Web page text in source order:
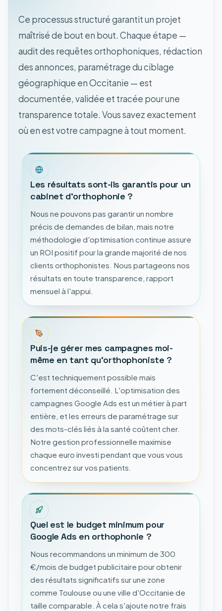
Ce processus structuré garantit un projet
maîtrisé de bout en bout. Chaque étape —
audit des requêtes orthophoniques, rédaction
des annonces, paramétrage du ciblage
géographique en Occitanie — est
documentée, validée et tracée pour une
transparence totale. Vous savez exactement
où en est votre campagne à tout moment.
Les résultats sont-ils garantis pour un
cabinet d'orthophonie ?
Nous ne pouvons pas garantir un nombre
précis de demandes de bilan, mais notre
méthodologie d'optimisation continue assure
un ROI positif pour la grande majorité de nos
clients orthophonistes. Nous partageons nos
résultats en toute transparence, rapport
mensuel à l'appui.
Puis-je gérer mes campagnes moi-
même en tant qu'orthophoniste ?
C'est techniquement possible mais
fortement déconseillé. L'optimisation des
campagnes Google Ads est un métier à part
entière, et les erreurs de paramétrage sur
des mots-clés liés à la santé coûtent cher.
Notre gestion professionnelle maximise
chaque euro investi pendant que vous vous
concentrez sur vos patients.
Quel est le budget minimum pour
Google Ads en orthophonie ?
Nous recommandons un minimum de 300
€/mois de budget publicitaire pour obtenir
des résultats significatifs sur une zone
comme Toulouse ou une ville d'Occitanie de
taille comparable. À cela s'ajoute notre frais